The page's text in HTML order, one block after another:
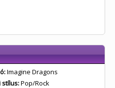
Imagine Dragons
stílus:Pop/Rock